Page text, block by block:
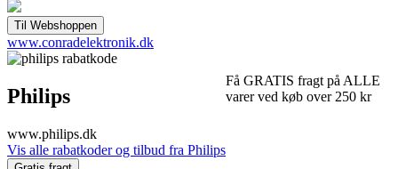
www.conradelektronik.dk
Philips
www.philips.dk
Vis alle rabatkoder og tilbud fra Philips
Få GRATIS fragt på ALLE
varer ved køb over 250 kr